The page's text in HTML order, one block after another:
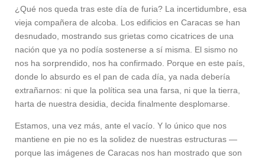
¿Qué nos queda tras este día de furia? La incertidumbre, esa
vieja compañera de alcoba. Los edificios en Caracas se han
desnudado, mostrando sus grietas como cicatrices de una
nación que ya no podía sostenerse a sí misma. El sismo no
nos ha sorprendido, nos ha confirmado. Porque en este país,
donde lo absurdo es el pan de cada día, ya nada debería
extrañarnos: ni que la política sea una farsa, ni que la tierra,
harta de nuestra desidia, decida finalmente desplomarse.
Estamos, una vez más, ante el vacío. Y lo único que nos
mantiene en pie no es la solidez de nuestras estructuras —
porque las imágenes de Caracas nos han mostrado que son